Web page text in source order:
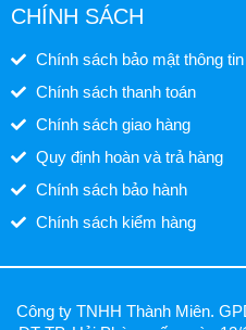
CHÍNH SÁCH
Chính sách bảo mật thông tin
Chính sách thanh toán
Chính sách giao hàng
Quy định hoàn và trả hàng
Chính sách bảo hành
Chính sách kiểm hàng
Công ty TNHH Thành Miên.